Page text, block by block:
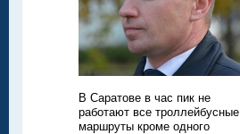
В Саратове в час пик не
работают все троллейбусные
маршруты кроме одного